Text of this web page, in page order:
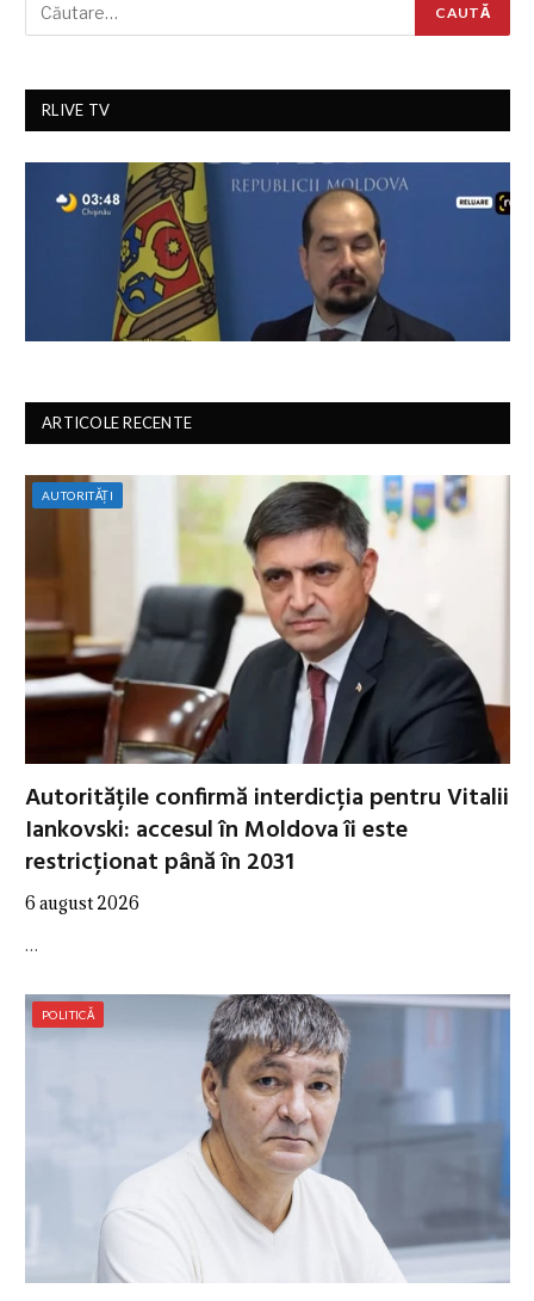
RLIVE TV
ARTICOLE RECENTE
AUTORITĂȚI
Autoritățile confirmă interdicția pentru Vitalii
Iankovski: accesul în Moldova îi este
restricționat până în 2031
6 august 2026
…
POLITICĂ